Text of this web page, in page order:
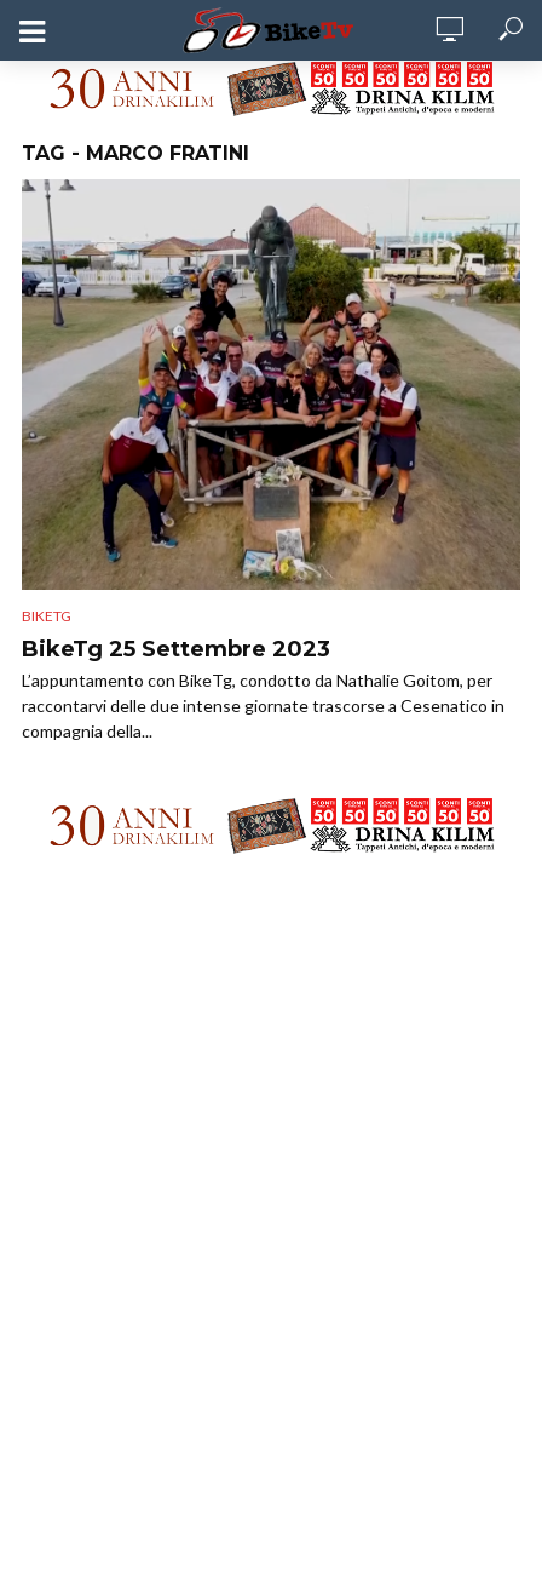
TAG - MARCO FRATINI
BIKETG
BikeTg 25 Settembre 2023
L’appuntamento con BikeTg, condotto da Nathalie Goitom, per
raccontarvi delle due intense giornate trascorse a Cesenatico in
compagnia della...